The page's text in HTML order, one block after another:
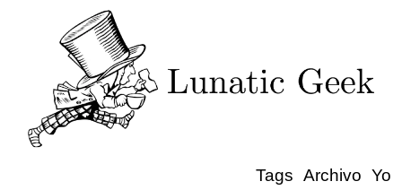
Tags Archivo Yo